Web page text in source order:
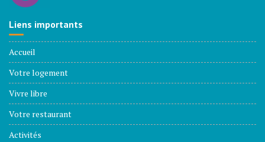
Liens importants
Accueil
Votre logement
Vivre libre
Votre restaurant
Activités